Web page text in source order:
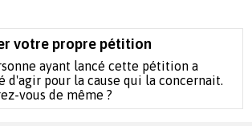
votre propre pétition
ayant lancé cette pétition a
d'agir pour la cause qui la concernait.
vous de même ?